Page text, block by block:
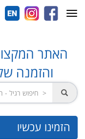
האתר
והזמנה
הזמינו עכשיו
Toggle
navigation